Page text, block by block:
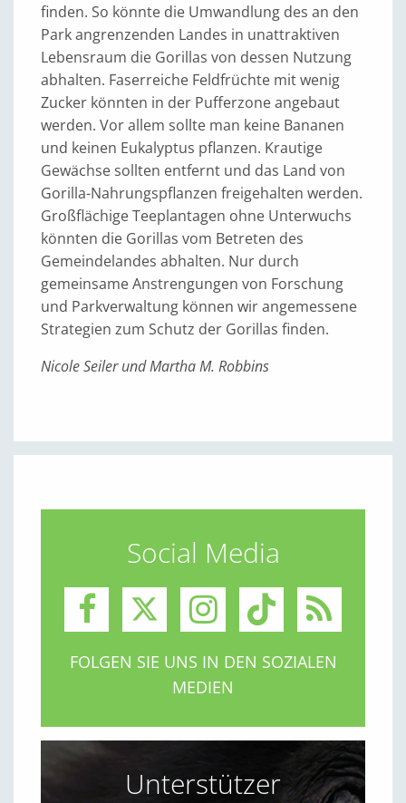
finden. So könnte die Umwandlung des an den
Park angrenzenden Landes in unattraktiven
Lebensraum die Gorillas von dessen Nutzung
abhalten. Faserreiche Feldfrüchte mit wenig
Zucker könnten in der Pufferzone angebaut
werden. Vor allem sollte man keine Bananen
und keinen Eukalyptus pflanzen. Krautige
Gewächse sollten entfernt und das Land von
Gorilla-Nahrungspflanzen freigehalten werden.
Großflächige Teeplantagen ohne Unterwuchs
könnten die Gorillas vom Betreten des
Gemeindelandes abhalten. Nur durch
gemeinsame Anstrengungen von Forschung
und Parkverwaltung können wir angemessene
Strategien zum Schutz der Gorillas finden.
Nicole Seiler und Martha M. Robbins
Social Media
FOLGEN SIE UNS IN DEN SOZIALEN
MEDIEN
Unterstützer